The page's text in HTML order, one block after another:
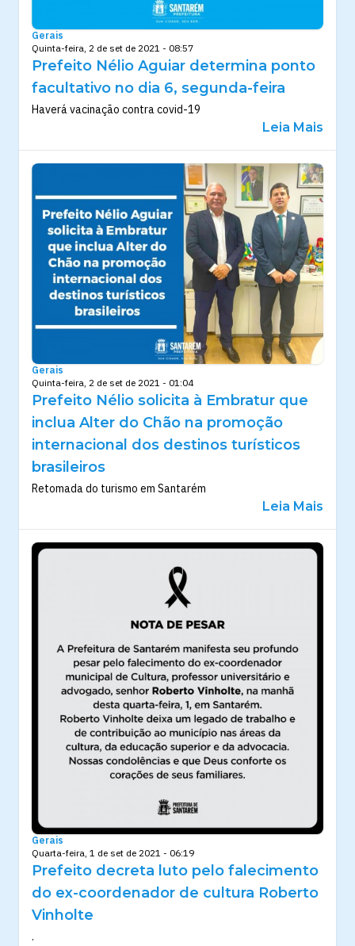
Gerais
Quinta-feira, 2 de set de 2021 - 08:57
Prefeito Nélio Aguiar determina ponto
facultativo no dia 6, segunda-feira
Haverá vacinação contra covid-19
Leia Mais
Gerais
Quinta-feira, 2 de set de 2021 - 01:04
Prefeito Nélio solicita à Embratur que
inclua Alter do Chão na promoção
internacional dos destinos turísticos
brasileiros
Retomada do turismo em Santarém
Leia Mais
Gerais
Quarta-feira, 1 de set de 2021 - 06:19
Prefeito decreta luto pelo falecimento
do ex-coordenador de cultura Roberto
Vinholte
.